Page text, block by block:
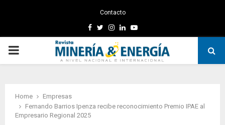
Contacto
Facebook
TwitterInstagram
LinkedinYoutube
PRIMARY
Home
Empresas
Fernando Barrios Ipenza recibe reconocimiento Premio IPAE al
Empresario Regional 2025